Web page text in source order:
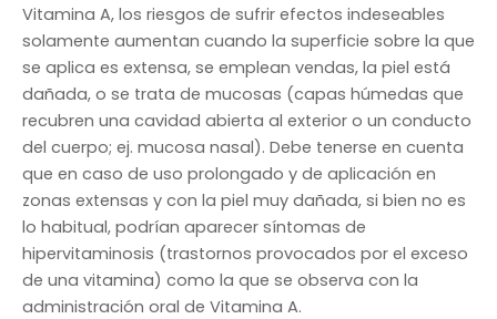
Vitamina A, los riesgos de sufrir efectos indeseables
solamente aumentan cuando la superficie sobre la que
se aplica es extensa, se emplean vendas, la piel está
dañada, o se trata de mucosas (capas húmedas que
recubren una cavidad abierta al exterior o un conducto
del cuerpo; ej. mucosa nasal). Debe tenerse en cuenta
que en caso de uso prolongado y de aplicación en
zonas extensas y con la piel muy dañada, si bien no es
lo habitual, podrían aparecer síntomas de
hipervitaminosis (trastornos provocados por el exceso
de una vitamina) como la que se observa con la
administración oral de Vitamina A.